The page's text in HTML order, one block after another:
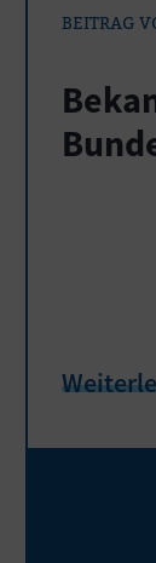
BEITRAG